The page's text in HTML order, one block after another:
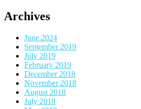
Archives
June 2024
September 2019
July 2019
February 2019
December 2018
November 2018
August 2018
July 2018